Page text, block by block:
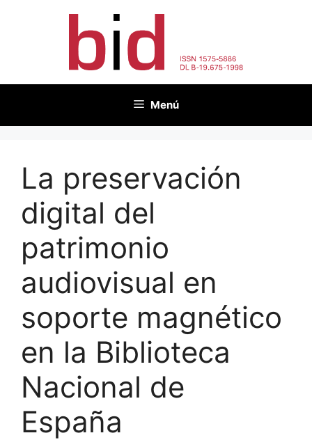
Menú
La preservación
digital del
patrimonio
audiovisual en
soporte magnético
en la Biblioteca
Nacional de
España